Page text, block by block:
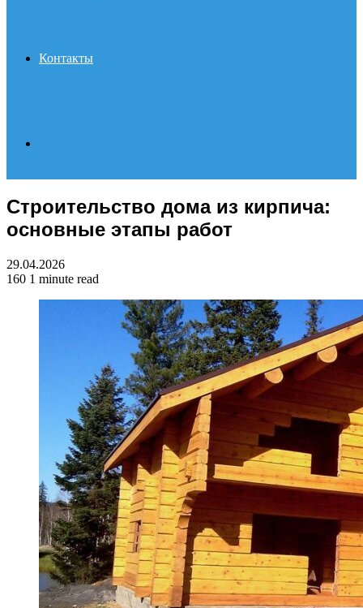
Контакты
for
Строительство дома из кирпича:
основные этапы работ
29.04.2026
160 1 minute read